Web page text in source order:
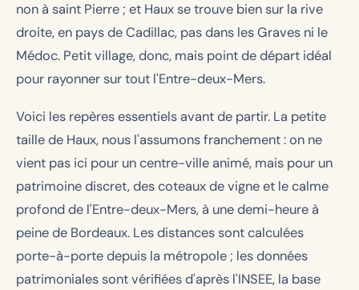
non à saint Pierre ; et Haux se trouve bien sur la rive
droite, en pays de Cadillac, pas dans les Graves ni le
Médoc. Petit village, donc, mais point de départ idéal
pour rayonner sur tout l'Entre-deux-Mers.
Voici les repères essentiels avant de partir. La petite
taille de Haux, nous l'assumons franchement : on ne
vient pas ici pour un centre-ville animé, mais pour un
patrimoine discret, des coteaux de vigne et le calme
profond de l'Entre-deux-Mers, à une demi-heure à
peine de Bordeaux. Les distances sont calculées
porte-à-porte depuis la métropole ; les données
patrimoniales sont vérifiées d'après l'INSEE, la base